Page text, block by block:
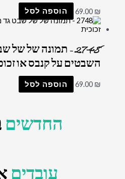
69.00 ₪ הוספה לסל
השבטים על קנבס או
69.00 ₪ הוספה לסל
החדשים